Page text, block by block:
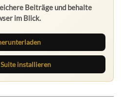
Beiträge und behalte
im Blick.
installieren